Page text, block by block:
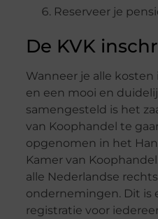
Reserveer je
De KVK
Wanneer je alle
en een mooi en
samengesteld is het
van Koophandel te
opgenomen in het
Kamer van
alle Nederlandse
ondernemingen. Dit is
registratie voor